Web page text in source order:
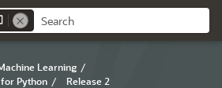
Learning /
Python / Release 2